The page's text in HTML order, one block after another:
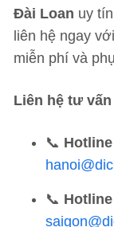
Đài Loan uy
liên hệ ngay với
miễn phí và
Liên hệ tư
📞
📞 Hotline